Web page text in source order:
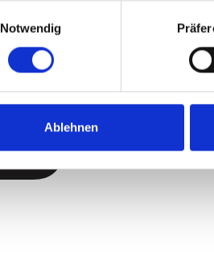
Notwendig
Ablehnen